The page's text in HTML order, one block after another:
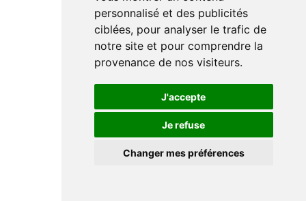
personnalisé et des publicités
ciblées, pour analyser le trafic de
notre site et pour comprendre la
provenance de nos visiteurs.
J'accepte
Je refuse
Changer mes préférences